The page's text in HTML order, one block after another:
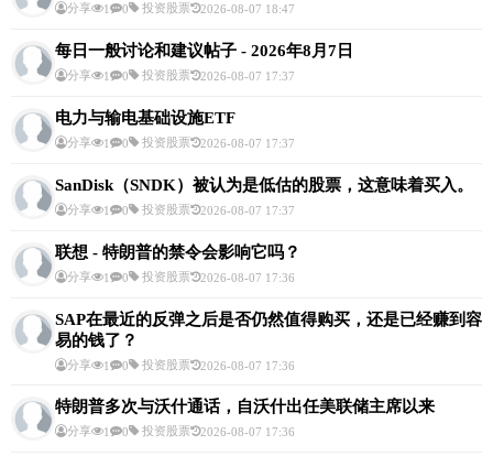
分享 1 0 投资股票 2026-08-07 18:47
每日一般讨论和建议帖子 - 2026年8月7日
分享 1 0 投资股票 2026-08-07 17:37
电力与输电基础设施ETF
分享 1 0 投资股票 2026-08-07 17:37
SanDisk（SNDK）被认为是低估的股票，这意味着买入。
分享 1 0 投资股票 2026-08-07 17:37
联想 - 特朗普的禁令会影响它吗？
分享 1 0 投资股票 2026-08-07 17:36
SAP在最近的反弹之后是否仍然值得购买，还是已经赚到容
易的钱了？
分享 1 0 投资股票 2026-08-07 17:36
特朗普多次与沃什通话，自沃什出任美联储主席以来
分享 1 0 投资股票 2026-08-07 17:36